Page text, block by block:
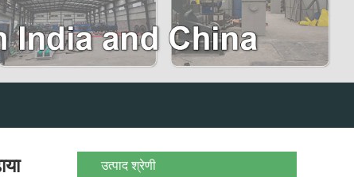
उत्पाद श्रेणी